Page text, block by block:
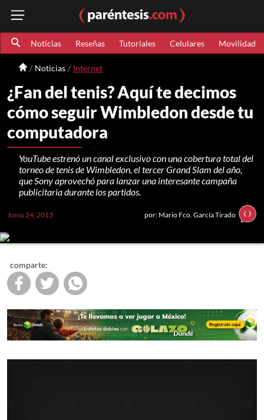
Noticias Reseñas Tutoriales Celulares Movilidad
Noticias Internet
¿Fan del tenis? Aquí te decimos
cómo seguir Wimbledon desde tu
computadora
YouTube estrenó un canal exclusivo con una cobertura total del
torneo de tenis de Wimbledon, el tercer Grand Slam del año,
que Sony aprovechó para lanzar una interesante campaña
publicitaria durante los partidos.
Junio 24, 2013 por: Mario Fco. García Tirado
comparte: